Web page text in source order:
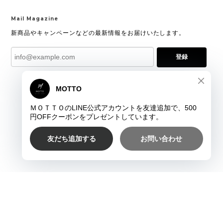
Mail Magazine
新商品やキャンペーンなどの最新情報をお届けいたします。
登録